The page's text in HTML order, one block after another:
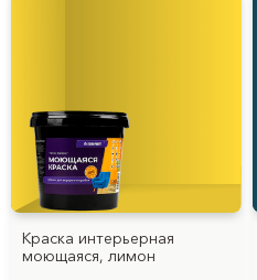
Краска интерьерная
моющаяся, лимон